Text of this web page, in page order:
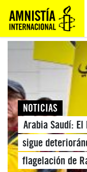
NOTICIAS
Arabia Saudí:
sigue
flagelación de